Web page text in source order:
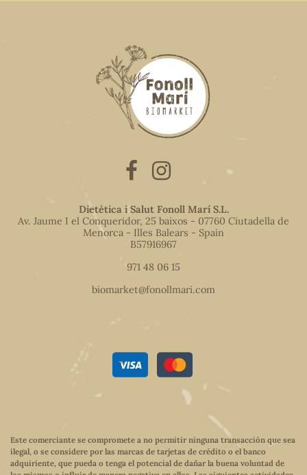
Dietètica i Salut Fonoll Marí S.L.
Av. Jaume I el Conqueridor, 25 baixos - 07760 Ciutadella de
Menorca - Illes Balears - Spain
B57916967
971 48 06 15
biomarket@fonollmari.com
Este comerciante se compromete a no permitir ninguna transacción que sea
ilegal, o se considere por las marcas de tarjetas de crédito o el banco
adquiriente, que pueda o tenga el potencial de dañar la buena voluntad de